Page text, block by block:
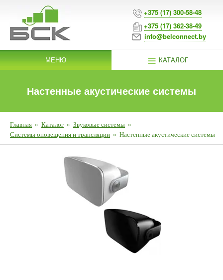
+375 (17) 300-58-48
+375 (17) 362-38-49
info@belconnect.by
МЕНЮ КАТАЛОГ
Настенные акустические системы
Главная » Каталог » Звуковые системы »
Системы оповещения и трансляции » Настенные акустические системы